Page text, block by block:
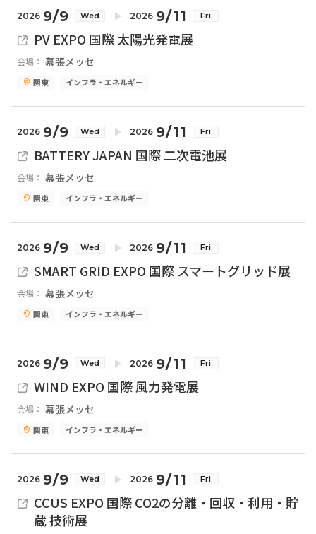
2026 9/9 Wed 2026 9/11 Fri
PV EXPO 国際 太陽光発電展
会場： 幕張メッセ
関東 インフラ・エネルギー
2026 9/9 Wed 2026 9/11 Fri
BATTERY JAPAN 国際 二次電池展
会場： 幕張メッセ
関東 インフラ・エネルギー
2026 9/9 Wed 2026 9/11 Fri
SMART GRID EXPO 国際 スマートグリッド展
会場： 幕張メッセ
関東 インフラ・エネルギー
2026 9/9 Wed 2026 9/11 Fri
WIND EXPO 国際 風力発電展
会場： 幕張メッセ
関東 インフラ・エネルギー
2026 9/9 Wed 2026 9/11 Fri
CCUS EXPO 国際 CO2の分離・回収・利用・貯
蔵 技術展